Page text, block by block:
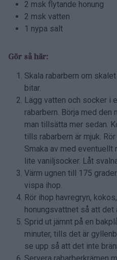
2 msk flytande honung
2 msk vatten
1 nypa salt
Gör så här:
Skala rabarbern om
bitar.
Lägg vatten och socker i
rabarbern. Börja med den
man tillsätta mer sedan.
tills rabarbern är mjuk.
Smaka av med
lite vaniljsocker. Låt
Värm ugnen till 175
vispa ihop.
Rör ihop havregryn,
honungsvattnet så att det
Sprid ut jämnt på en
minuter, tills det är
se upp så att det inte